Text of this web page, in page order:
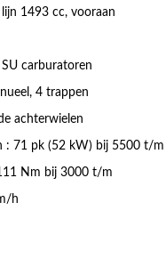
1493 cc, vooraan
carburatoren
4 trappen
achterwielen
: 71 pk (52 kW) bij 5500 t/m
Nm bij 3000 t/m
h